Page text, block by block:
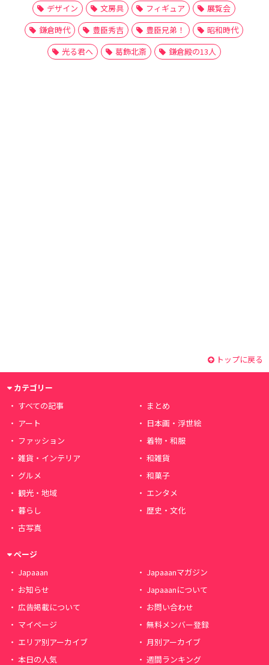
デザイン
文房具 フィギュア
展覧会
鎌倉時代
豊臣秀吉 豊臣兄弟！
昭和時代
光る君へ
葛飾北斎 鎌倉殿の13人
トップに戻る
カテゴリー
すべての記事
まとめ
アート
日本画・浮世絵
ファッション
着物・和服
雑貨・インテリア
和雑貨
グルメ
和菓子
観光・地域
エンタメ
暮らし
歴史・文化
古写真
ページ
Japaaan
Japaaanマガジン
お知らせ
Japaaanについて
広告掲載について
お問い合わせ
マイページ
無料メンバー登録
エリア別アーカイブ
月別アーカイブ
本日の人気
週間ランキング